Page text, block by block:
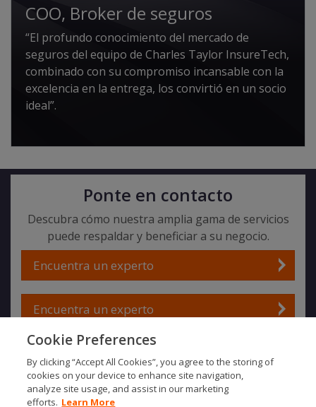
COO, Broker de seguros
“El profundo conocimiento del mercado de
seguros del equipo de Charles Taylor InsureTech,
combinado con su compromiso incansable con la
excelencia en la entrega, los convirtió en un socio
ideal”.
Ponte en contacto
Descubra cómo nuestra amplia gama de servicios
puede respaldar y beneficiar a su negocio.
Encuentra un experto
Encuentra un experto
SOCIALS
Cookie Preferences
By clicking “Accept All Cookies”, you agree to the storing of
cookies on your device to enhance site navigation,
analyze site usage, and assist in our marketing
efforts. Learn More